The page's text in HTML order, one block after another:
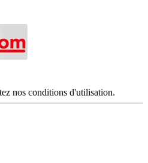
nos conditions d'utilisation.